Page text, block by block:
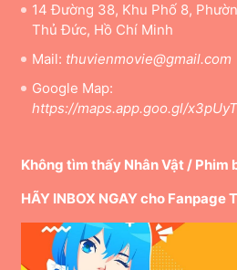
14 Đường 38, Khu Phố 8,
Thủ Đức, Hồ Chí Minh
Mail: thuvienmovie@gmail.com
Google Map:
https://maps.app.goo.gl/
Không tìm thấy Nhân Vật / Phim
HÃY INBOX NGAY cho Fanpage